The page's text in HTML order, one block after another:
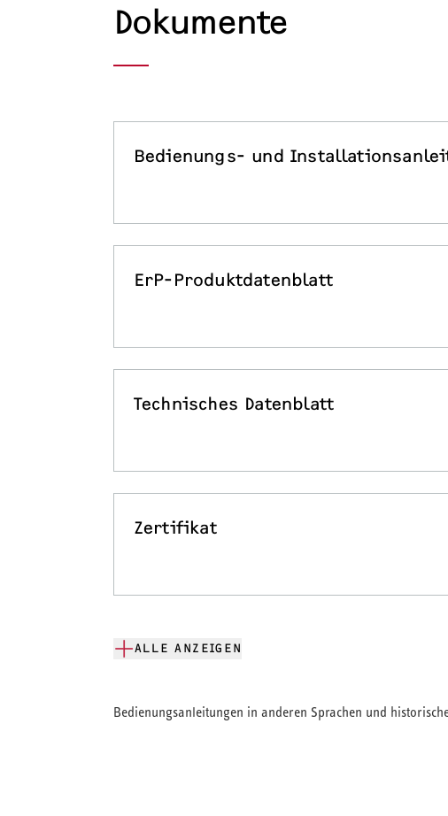
Dokumente
Bedienungs- und
ErP-Produktdatenblatt
Technisches Datenblatt
Zertifikat
ALLE ANZEIGEN
Bedienungsanleitungen in anderen Sprachen und